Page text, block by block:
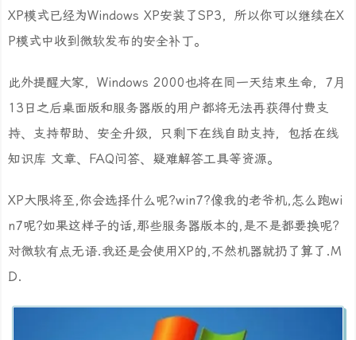
XP模式已经为Windows XP安装了SP3，所以你可以继续在X
P模式中收到微软发布的安全补丁。
此外提醒大家，Windows 2000也将在同一天结束生命，7月
13日之后桌面版和服务器版的用户都将无法再获得付费支
持、支持帮助、安全升级，只剩下在线自助支持，包括在线
知识库 文章、FAQ问答、疑难解答工具等资源。
XP大限将至,你会选择什么呢?win7?像我的老爷机,怎么跑wi
n7呢?如果这样子的话,那些服务器版本的,是不是都要换呢?
对微软有点无语.我还是会使用XP的,不然机器就扔了算了.M
D.